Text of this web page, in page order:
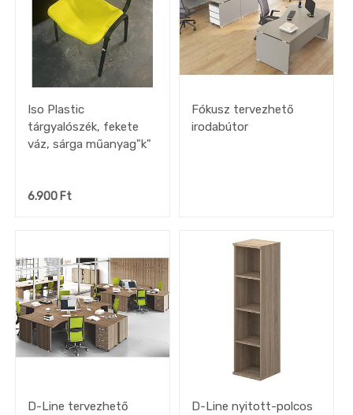
Iso Plastic
tárgyalószék, fekete
váz, sárga műanyag"k"
6.900 Ft
Fókusz tervezhető
irodabútor
D-Line tervezhető
D-Line nyitott-polcos